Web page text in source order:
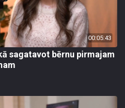
00:05:43
sagatavot bērnu pirmajam